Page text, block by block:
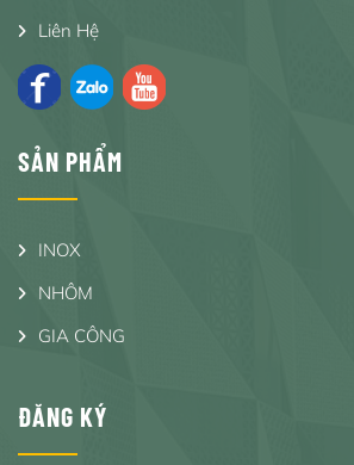
Liên Hệ
SẢN PHẨM
INOX
NHÔM
GIA CÔNG
ĐĂNG KÝ